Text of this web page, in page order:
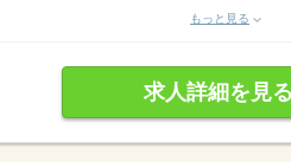
もっと見る
求人詳細を見る